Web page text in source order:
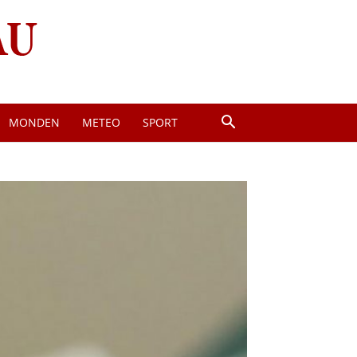
MONDEN METEO SPORT